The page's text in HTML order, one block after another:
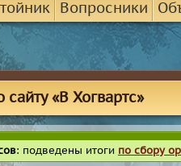
Вопросники
«В Хогвартс»
: подведены итоги по сбору